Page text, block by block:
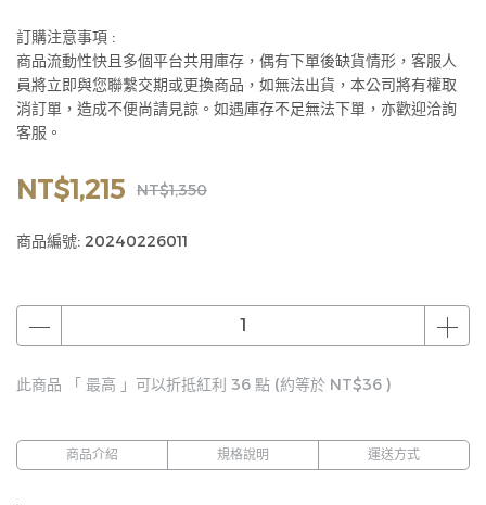
訂購注意事項 :
商品流動性快且多個平台共用庫存，偶有下單後缺貨情形，客服人
員將立即與您聯繫交期或更換商品，如無法出貨，本公司將有權取
消訂單，造成不便尚請見諒。如遇庫存不足無法下單，亦歡迎洽詢
客服。
NT$1,215 NT$1,350
商品編號: 20240226011
此商品 「 最高 」可以折抵紅利 36 點 (約等於 NT$36 )
商品介紹 規格說明 運送方式